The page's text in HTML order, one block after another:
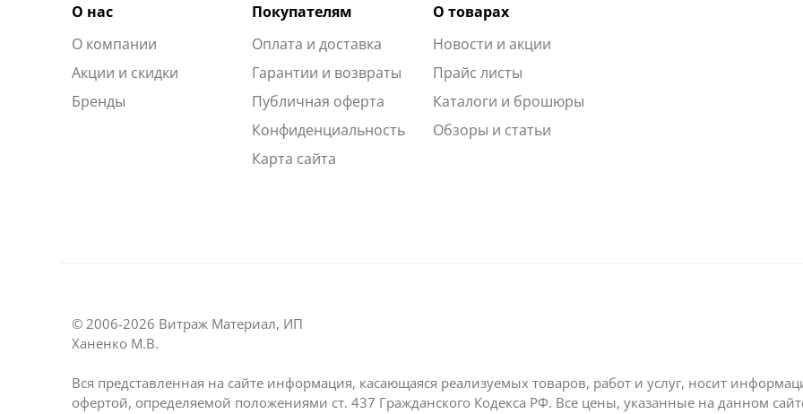
О нас
О компании
Акции и скидки
Бренды
Покупателям
Оплата и доставка
Гарантии и возвраты
Публичная оферта
Конфиденциальность
Карта сайта
О товарах
Новости и акции
Прайс листы
Каталоги и брошюры
Обзоры и статьи
© 2006-2026 Витраж Материал, ИП
Ханенко М.В.
Вся представленная на сайте информация, касающаяся реализуемых товаров, работ и услуг, носит
офертой, определяемой положениями ст. 437 Гражданского Кодекса РФ. Все цены, указанные на данном